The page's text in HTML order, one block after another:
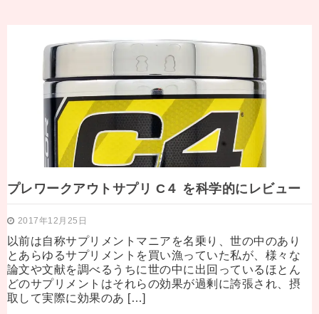
プレワークアウトサプリ C４ を科学的にレビュー
2017年12月25日
以前は自称サプリメントマニアを名乗り、世の中のあり
とあらゆるサプリメントを買い漁っていた私が、様々な
論文や文献を調べるうちに世の中に出回っているほとん
どのサプリメントはそれらの効果が過剰に誇張され、摂
取して実際に効果のあ […]